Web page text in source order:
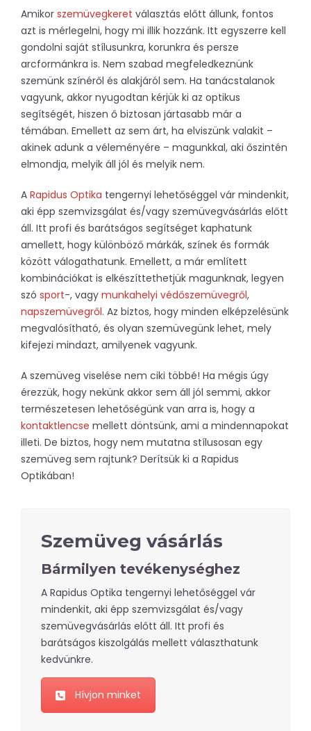
Amikor szemüvegkeret választás előtt állunk, fontos
azt is mérlegelni, hogy mi illik hozzánk. Itt egyszerre kell
gondolni saját stílusunkra, korunkra és persze
arcformánkra is. Nem szabad megfeledkeznünk
szemünk színéről és alakjáról sem. Ha tanácstalanok
vagyunk, akkor nyugodtan kérjük ki az optikus
segítségét, hiszen ő biztosan jártasabb már a
témában. Emellett az sem árt, ha elviszünk valakit –
akinek adunk a véleményére – magunkkal, aki őszintén
elmondja, melyik áll jól és melyik nem.
A Rapidus Optika tengernyi lehetőséggel vár mindenkit,
aki épp szemvizsgálat és/vagy szemüvegvásárlás előtt
áll. Itt profi és barátságos segítséget kaphatunk
amellett, hogy különböző márkák, színek és formák
között válogathatunk. Emellett, a már említett
kombinációkat is elkészíttethetjük magunknak, legyen
szó sport-, vagy munkahelyi védőszemüvegről,
napszemüvegről. Az biztos, hogy minden elképzelésünk
megvalósítható, és olyan szemüvegünk lehet, mely
kifejezi mindazt, amilyenek vagyunk.
A szemüveg viselése nem ciki többé! Ha mégis úgy
érezzük, hogy nekünk akkor sem áll jól semmi, akkor
természetesen lehetőségünk van arra is, hogy a
kontaktlencse mellett döntsünk, ami a mindennapokat
illeti. De biztos, hogy nem mutatna stílusosan egy
szemüveg sem rajtunk? Derítsük ki a Rapidus
Optikában!
Szemüveg vásárlás
Bármilyen tevékenységhez
A Rapidus Optika tengernyi lehetőséggel vár
mindenkit, aki épp szemvizsgálat és/vagy
szemüvegvásárlás előtt áll. Itt profi és
barátságos kiszolgálás mellett választhatunk
kedvünkre.
Hívjon minket